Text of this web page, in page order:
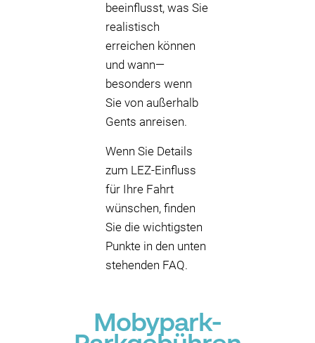
beeinflusst, was Sie
realistisch
erreichen können
und wann—
besonders wenn
Sie von außerhalb
Gents anreisen.
Wenn Sie Details
zum LEZ-Einfluss
für Ihre Fahrt
wünschen, finden
Sie die wichtigsten
Punkte in den unten
stehenden FAQ.
Mobypark-